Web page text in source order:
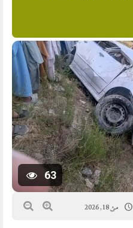
63
مئ 18, 2026